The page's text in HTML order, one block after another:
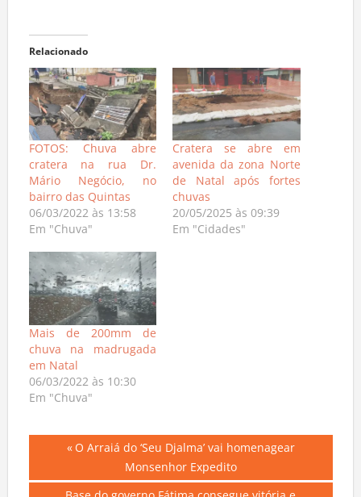
Relacionado
FOTOS: Chuva abre
cratera na rua Dr.
Mário Negócio, no
bairro das Quintas
06/03/2022 às 13:58
Em "Chuva"
Cratera se abre em
avenida da zona Norte
de Natal após fortes
chuvas
20/05/2025 às 09:39
Em "Cidades"
Mais de 200mm de
chuva na madrugada
em Natal
06/03/2022 às 10:30
Em "Chuva"
Navegação
de
Previous
O Arraiá do ‘Seu Djalma’ vai homenagear
Monsenhor Expedito